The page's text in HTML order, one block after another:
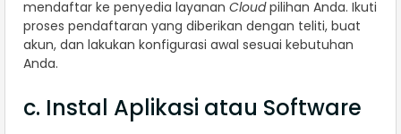
mendaftar ke penyedia layanan Cloudpilihan Anda. Ikuti
proses pendaftaran yang diberikan dengan teliti, buat
akun, dan lakukan konfigurasi awal sesuai kebutuhan
Anda.
c. Instal Aplikasi atau Software